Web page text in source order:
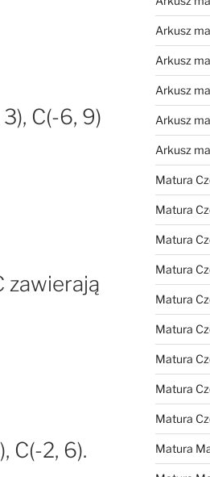
C(-6, 9)
zawierają
C(-2, 6).
Arkusz
Arkusz
Arkusz
Arkusz
Arkusz
Matura
Matura
Matura
Matura
Matura
Matura
Matura
Matura
Matura
Matura